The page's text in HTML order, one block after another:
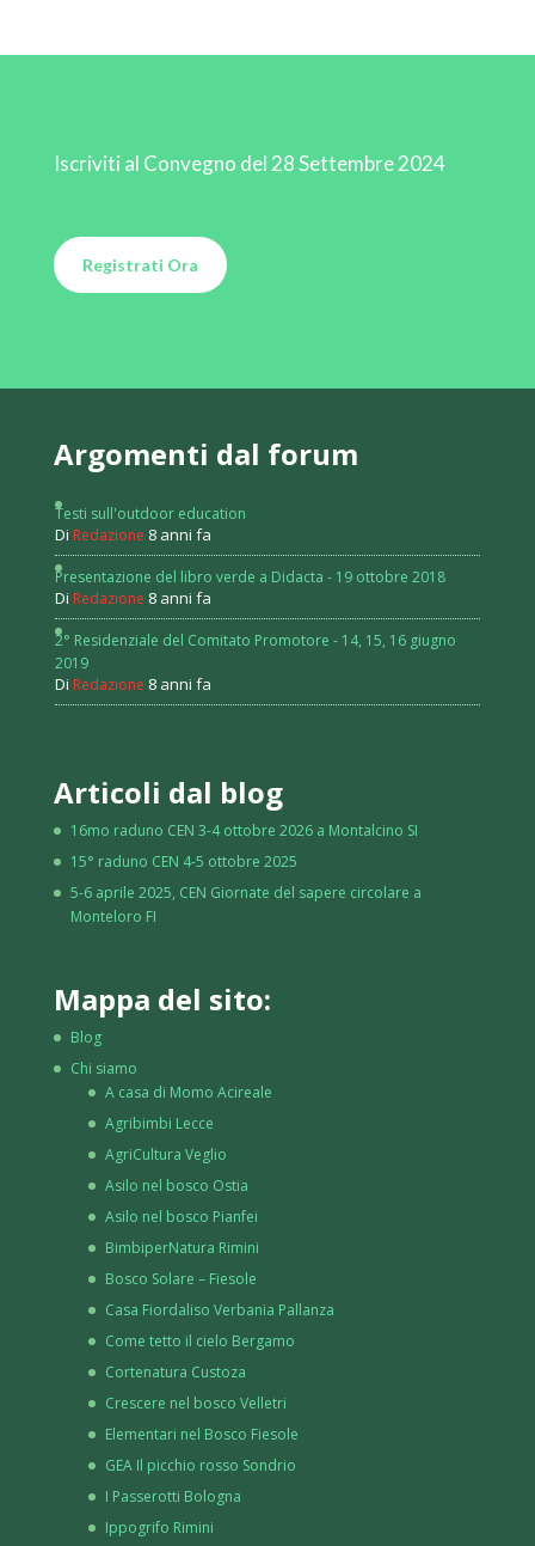
Iscriviti al Convegno del 28 Settembre 2024
Registrati Ora
Argomenti dal forum
Testi sull'outdoor education
Di Redazione 8 anni fa
Presentazione del libro verde a Didacta - 19 ottobre 2018
Di Redazione 8 anni fa
2° Residenziale del Comitato Promotore - 14, 15, 16 giugno
2019
Di Redazione 8 anni fa
Articoli dal blog
16mo raduno CEN 3-4 ottobre 2026 a Montalcino SI
15° raduno CEN 4-5 ottobre 2025
5-6 aprile 2025, CEN Giornate del sapere circolare a
Monteloro FI
Mappa del sito:
Blog
Chi siamo
A casa di Momo Acireale
Agribimbi Lecce
AgriCultura Veglio
Asilo nel bosco Ostia
Asilo nel bosco Pianfei
BimbiperNatura Rimini
Bosco Solare – Fiesole
Casa Fiordaliso Verbania Pallanza
Come tetto il cielo Bergamo
Cortenatura Custoza
Crescere nel bosco Velletri
Elementari nel Bosco Fiesole
GEA Il picchio rosso Sondrio
I Passerotti Bologna
Ippogrifo Rimini